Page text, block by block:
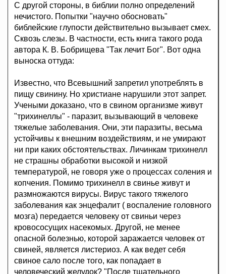
С другой стороны, в библии полно определений
нечистого. Попытки "научно обосновать"
библейские глупости действительно вызывает смех.
Сквозь слезы. В частности, есть книга такого рода
автора К. В. Бобрищева "Так лечит Бог". Вот одна
выноска оттуда:
Известно, что Всевышний запретил употреблять в
пищу свинину. Но христиане нарушили этот запрет.
Учеными доказано, что в свином организме живут
"трихинеллы" - паразит, вызывающий в человеке
тяжелые заболевания. Они, эти паразиты, весьма
устойчивы к внешним воздействиям, и не умирают
ни при каких обстоятельствах. Личинкам трихинелл
не страшны обработки высокой и низкой
температурой, не говоря уже о процессах соления и
копчения. Помимо трихинелл в свинье живут и
размножаются вирусы. Вирус такого тяжелого
заболевания как энцефалит ( воспаление головного
мозга) передается человеку от свиньи через
кровососущих насекомых. Другой, не менее
опасной болезнью, которой заражается человек от
свиней, является листериоз. А как ведет себя
свиное сало после того, как попадает в
человеческий желудок? "После тщательного